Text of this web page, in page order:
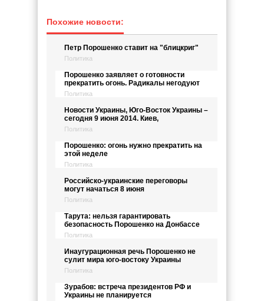
Похожие новости:
Петр Порошенко ставит на "блицкриг"
Политика
Порошенко заявляет о готовности
прекратить огонь. Радикалы негодуют
Политика
Новости Украины, Юго-Восток Украины –
сегодня 9 июня 2014. Киев,
Политика
Порошенко: огонь нужно прекратить на
этой неделе
Политика
Российско-украинские переговоры
могут начаться 8 июня
Политика
Тарута: нельзя гарантировать
безопасность Порошенко на Донбассе
Политика
Инаугурационная речь Порошенко не
сулит мира юго-востоку Украины
Политика
Зурабов: встреча президентов РФ и
Украины не планируется